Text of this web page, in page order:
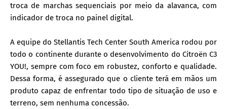
troca de marchas sequenciais por meio da alavanca, com
indicador de troca no painel digital.
A equipe do Stellantis Tech Center South America rodou por
todo o continente durante o desenvolvimento do Citroën C3
YOU!, sempre com foco em robustez, conforto e qualidade.
Dessa forma, é assegurado que o cliente terá em mãos um
produto capaz de enfrentar todo tipo de situação de uso e
terreno, sem nenhuma concessão.